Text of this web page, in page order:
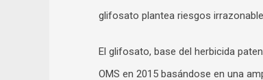
glifosato plantea riesgos
El glifosato, base del herbicida
OMS en 2015 basándose en una